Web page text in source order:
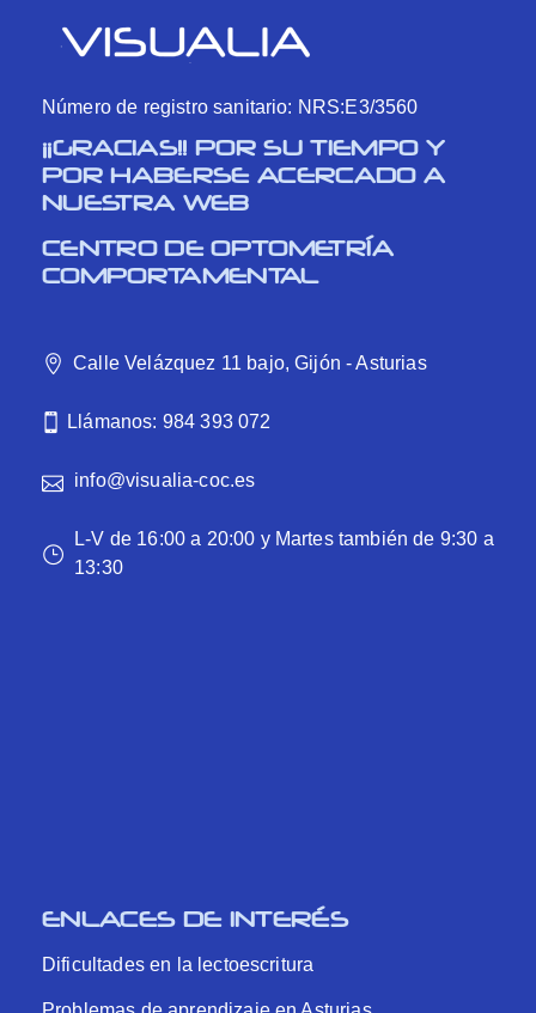
Número de registro sanitario: NRS:E3/3560
¡¡GRACIAS!! POR SU TIEMPO Y
POR HABERSE ACERCADO A
NUESTRA WEB
CENTRO DE OPTOMETRÍA
COMPORTAMENTAL
Calle Velázquez 11 bajo, Gijón - Asturias
Llámanos: 984 393 072
info@visualia-coc.es
L-V de 16:00 a 20:00 y Martes también de 9:30 a
13:30
ENLACES DE INTERÉS
Dificultades en la lectoescritura